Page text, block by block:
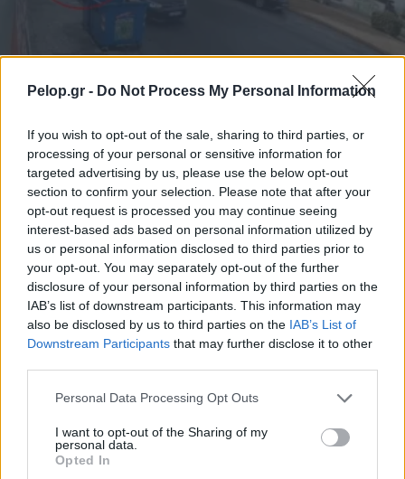
Pelop.gr - Do Not Process My Personal Information
If you wish to opt-out of the sale, sharing to third parties, or
processing of your personal or sensitive information for
targeted advertising by us, please use the below opt-out
section to confirm your selection. Please note that after your
opt-out request is processed you may continue seeing
interest-based ads based on personal information utilized by
us or personal information disclosed to third parties prior to
your opt-out. You may separately opt-out of the further
disclosure of your personal information by third parties on the
IAB’s list of downstream participants. This information may
also be disclosed by us to third parties on the IAB’s List of
Downstream Participants that may further disclose it to other
Please note that this website/app uses one or more Google
not limited to your visit or usage behaviour. You may click to
grant or deny consent to Google and its third-party tags to
use your data for below specified purposes in below Google
Personal Data Processing Opt Outs
I want to opt-out of the Sharing of my
personal data.
Opted In
ΕΛΛΑΔΑ
ΒΙΝΤΕΟ: Η στιγμή που ο 24χρονος δραπετεύει
από τους απαγωγείς του